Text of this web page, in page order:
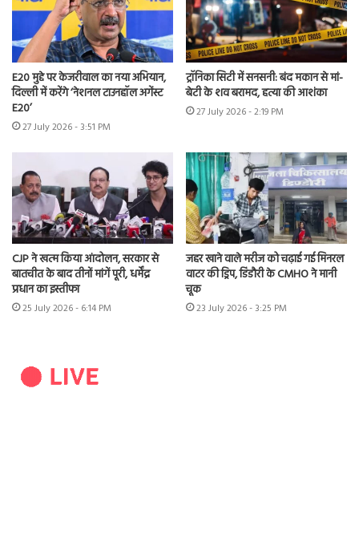
E20 मुद्दे पर केजरीवाल का नया अभियान,
दिल्ली में करेंगे ‘नेशनल टाउनहॉल अगेंस्ट
E20’
27 July 2026 - 3:51 PM
ट्रॉनिका सिटी में सनसनी: बंद मकान से मां-
बेटी के शव बरामद, हत्या की आशंका
27 July 2026 - 2:19 PM
CJP ने खत्म किया आंदोलन, सरकार से
बातचीत के बाद तीनों मांगें पूरी, धर्मेंद्र
प्रधान का इस्तीफा
25 July 2026 - 6:14 PM
जहर खाने वाले मरीज को चढ़ाई गई मिनरल
वाटर की ड्रिप, डिंडौरी के CMHO ने मानी
चूक
23 July 2026 - 3:25 PM